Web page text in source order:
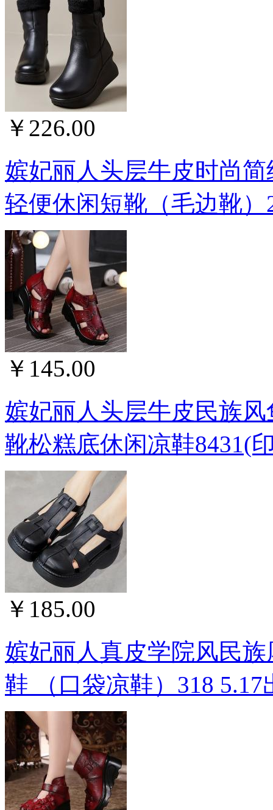
￥226.00
嫔妃丽人头层牛皮时尚
轻便休闲短靴（毛边靴）
￥145.00
嫔妃丽人头层牛皮民族
靴松糕底休闲凉鞋8431(
￥185.00
嫔妃丽人真皮学院风民
鞋 （口袋凉鞋）318 5.17